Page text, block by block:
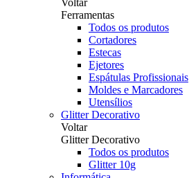
Voltar
Ferramentas
Todos os produtos
Cortadores
Estecas
Ejetores
Espátulas Profissionais
Moldes e Marcadores
Utensílios
Glitter Decorativo
Voltar
Glitter Decorativo
Todos os produtos
Glitter 10g